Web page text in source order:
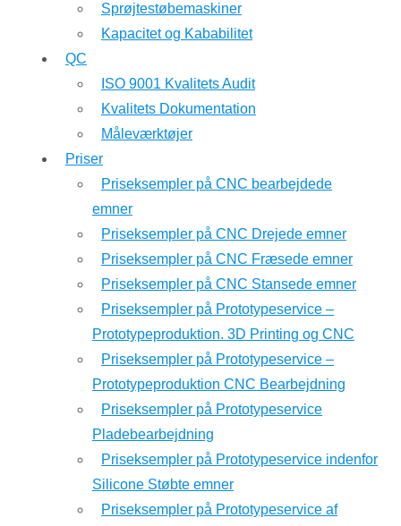
Sprøjtestøbemaskiner
Kapacitet og Kababilitet
QC
ISO 9001 Kvalitets Audit
Kvalitets Dokumentation
Måleværktøjer
Priser
Priseksempler på CNC bearbejdede
emner
Priseksempler på CNC Drejede emner
Priseksempler på CNC Fræsede emner
Priseksempler på CNC Stansede emner
Priseksempler på Prototypeservice –
Prototypeproduktion. 3D Printing og CNC
Priseksempler på Prototypeservice –
Prototypeproduktion CNC Bearbejdning
Priseksempler på Prototypeservice
Pladebearbejdning
Priseksempler på Prototypeservice indenfor
Silicone Støbte emner
Priseksempler på Prototypeservice af